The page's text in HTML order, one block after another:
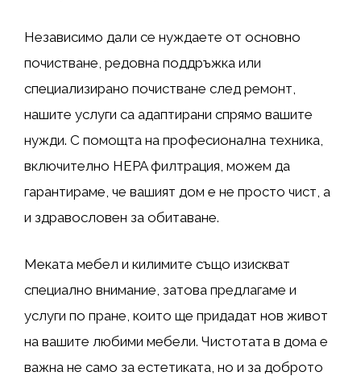
Независимо дали се нуждаете от основно
почистване, редовна поддръжка или
специализирано почистване след ремонт,
нашите услуги са адаптирани спрямо вашите
нужди. С помощта на професионална техника,
включително HEPA филтрация, можем да
гарантираме, че вашият дом е не просто чист, а
и здравословен за обитаване.
Меката мебел и килимите също изискват
специално внимание, затова предлагаме и
услуги по пране, които ще придадат нов живот
на вашите любими мебели. Чистотата в дома е
важна не само за естетиката, но и за доброто